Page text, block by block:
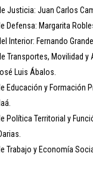
Justicia: Juan Carlos
Defensa: Margarita
Interior: Fernando
Transportes, Movilidad y
Luis Ábalos.
Educación y Formación
Política Territorial y
Trabajo y Economía